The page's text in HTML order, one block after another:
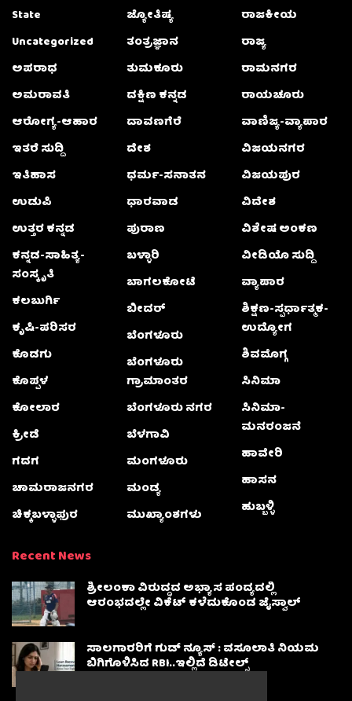
State
Uncategorized
ಅಪರಾಧ
ಅಮರಾವತಿ
ಆರೋಗ್ಯ-ಆಹಾರ
ಇತರೆ ಸುದ್ದಿ
ಇತಿಹಾಸ
ಉಡುಪಿ
ಉತ್ತರ ಕನ್ನಡ
ಕನ್ನಡ-ಸಾಹಿತ್ಯ-
ಸಂಸ್ಕೃತಿ
ಕಲಬುರ್ಗಿ
ಕೃಷಿ-ಪರಿಸರ
ಕೊಡಗು
ಕೊಪ್ಪಳ
ಕೋಲಾರ
ಕ್ರೀಡೆ
ಗದಗ
ಚಾಮರಾಜನಗರ
ಚಿಕ್ಕಬಳ್ಳಾಫುರ
ಜ್ಯೋತಿಷ್ಯ
ತಂತ್ರಜ್ಞಾನ
ತುಮಕೂರು
ದಕ್ಷಿಣ ಕನ್ನಡ
ದಾವಣಗೆರೆ
ದೇಶ
ಧರ್ಮ-ಸನಾತನ
ಧಾರವಾಡ
ಪುರಾಣ
ಬಳ್ಳಾರಿ
ಬಾಗಲಕೋಟೆ
ಬೀದರ್
ಬೆಂಗಳೂರು
ಬೆಂಗಳೂರು
ಗ್ರಾಮಾಂತರ
ಬೆಂಗಳೂರು ನಗರ
ಬೆಳಗಾವಿ
ಮಂಗಳೂರು
ಮಂಡ್ಯ
ಮುಖ್ಯಾಂಶಗಳು
ರಾಜಕೀಯ
ರಾಜ್ಯ
ರಾಮನಗರ
ರಾಯಚೂರು
ವಾಣಿಜ್ಯ-ವ್ಯಾಪಾರ
ವಿಜಯನಗರ
ವಿಜಯಪುರ
ವಿದೇಶ
ವಿಶೇಷ ಅಂಕಣ
ವೀಡಿಯೊ ಸುದ್ದಿ
ವ್ಯಾಪಾರ
ಶಿಕ್ಷಣ-ಸ್ಪರ್ಧಾತ್ಮಕ-
ಉದ್ಯೋಗ
ಶಿವಮೊಗ್ಗ
ಸಿನಿಮಾ
ಸಿನಿಮಾ-
ಮನರಂಜನೆ
ಹಾವೇರಿ
ಹಾಸನ
ಹುಬ್ಬಳ್ಳಿ
Recent News
ಶ್ರೀಲಂಕಾ ವಿರುದ್ಧದ ಅಭ್ಯಾಸ ಪಂದ್ಯದಲ್ಲಿ
ಆರಂಭದಲ್ಲೇ ವಿಕೆಟ್ ಕಳೆದುಕೊಂಡ ಜೈಸ್ವಾಲ್
ಸಾಲಗಾರರಿಗೆ ಗುಡ್ ನ್ಯೂಸ್ : ವಸೂಲಾತಿ ನಿಯಮ
ಬಿಗಿಗೊಳಿಸಿದ RBI..ಇಲ್ಲಿದೆ ಡಿಟೇಲ್ಸ್